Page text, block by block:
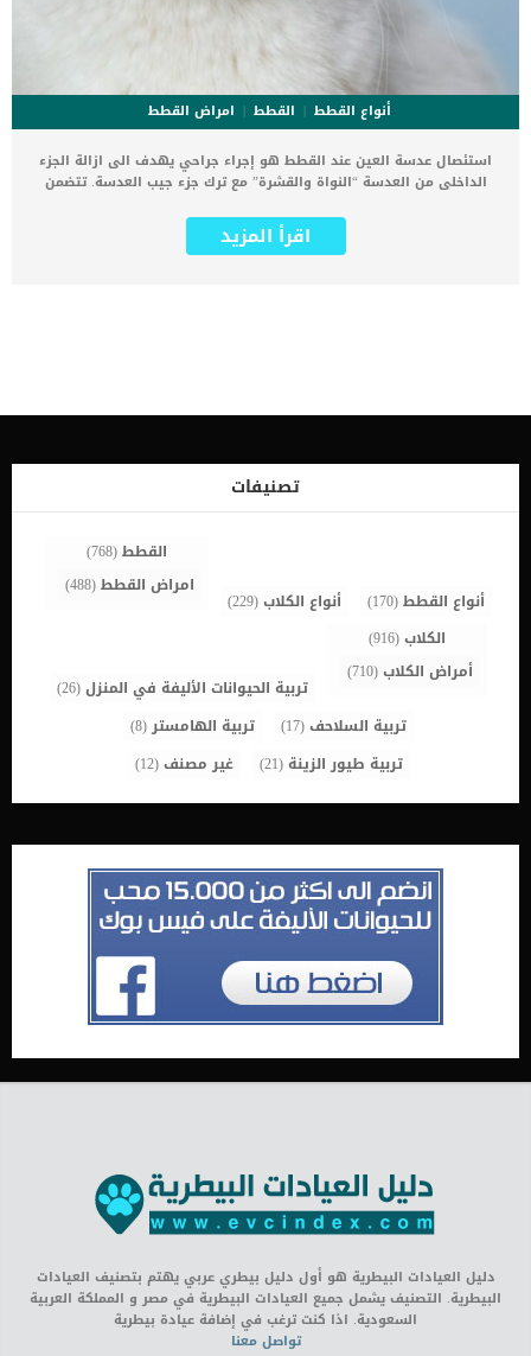
أنواع القطط القطط
امراض القطط
استئصال عدسة العين عند القطط هو إجراء جراحي يهدف الى ازالة الجزء
الداخلى من العدسة “النواة والقشرة” مع ترك جزء جيب العدسة. تتضمن
المكان الفارغ داخل عين القطة. الهدف من هذه العملية هو ازالة العدسة
المصابة ومساعدة جسم القطة على التكيف مع العدسة الاصطناعية. كما
العين على مخاطر كثيرة, فيجب السير على نهج محدد ومدروس قبل البدء
العين.تتوقف فاعلية ونجاح هذه العملية على سلامة شبكية العين, فإذا
كانت تالفة للغاية فان القطة لن تتمكن من استعادة الرؤية ولا حتى إجراء
هذه العملية.بعد التأكد من سلامة الشبكية سيقوم الطبيب بعمل بعض
اقرأ المزيد
تصنيفات
أنواع القطط(170) أنواع الكلاب(229)
القطط(768)
امراض القطط(488)
الكلاب(916)
أمراض الكلاب(710)
تربية الحيوانات الأليفة في المنزل(26)
تربية السلاحف(17) تربية الهامستر(8)
تربية طيور الزينة (21) غير مصنف(12)
دليل العيادات البيطرية هو أول دليل بيطري عربي يهتم بتصنيف العيادات
البيطرية. التصنيف يشمل جميع العيادات البيطرية في مصر و المملكة العربية
السعودية. اذا كنت ترغب في إضافة عيادة بيطرية
تواصل معنا